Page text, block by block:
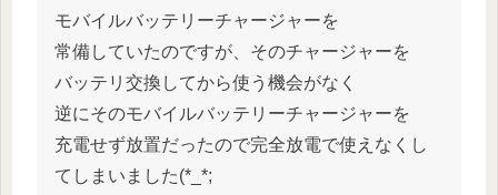
モバイルバッテリーチャージャーを
常備していたのですが、そのチャージャーを
バッテリ交換してから使う機会がなく
逆にそのモバイルバッテリーチャージャーを
充電せず放置だったので完全放電で使えなくし
てしまいました(*_*;